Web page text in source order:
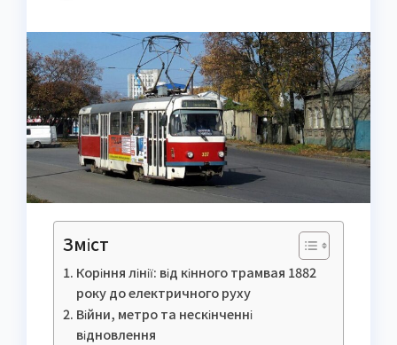
Зміст
Коріння лінії: від кінного трамвая 1882
року до електричного руху
Війни, метро та нескінченні
відновлення